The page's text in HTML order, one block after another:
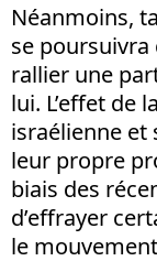
Néanmoins,
se poursuivra
rallier une
lui. L’effet de
israélienne
leur propre
biais des
d’effrayer
le